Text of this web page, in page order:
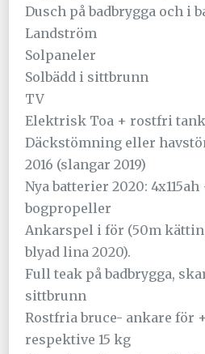
Dusch på badbrygga och i
Landström
Solpaneler
Solbädd i sittbrunn
TV
Elektrisk Toa + rostfri
Däckstömning eller
2016 (slangar 2019)
Nya batterier 2020:
bogpropeller
Ankarspel i för (50m
blyad lina 2020).
Full teak på badbrygga,
sittbrunn
Rostfria bruce- ankare för
respektive 15 kg